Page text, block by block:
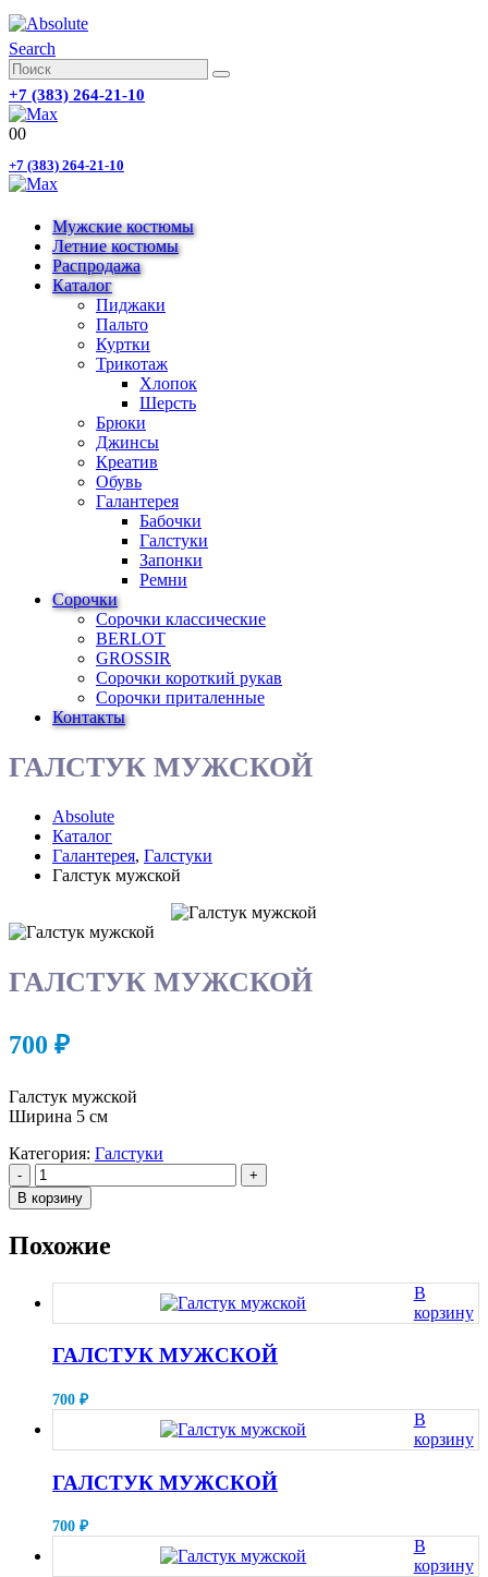
Search
+7 (383) 264-21-10
00
+7 (383) 264-21-10
Мужские костюмы
Летние костюмы
Распродажа
Каталог
Пиджаки
Пальто
Куртки
Трикотаж
Хлопок
Шерсть
Брюки
Джинсы
Креатив
Обувь
Галантерея
Бабочки
Галстуки
Запонки
Ремни
Сорочки
Сорочки классические
BERLOT
GROSSIR
Сорочки короткий рукав
Сорочки приталенные
Контакты
ГАЛСТУК МУЖСКОЙ
Absolute
Каталог
Галантерея, Галстуки
Галстук мужской
ГАЛСТУК МУЖСКОЙ
700 ₽
Галстук мужской
Ширина 5 см
Категория: Галстуки
-
+
В корзину
Похожие
В
корзину
ГАЛСТУК МУЖСКОЙ
700 ₽
В
корзину
ГАЛСТУК МУЖСКОЙ
700 ₽
В
корзину